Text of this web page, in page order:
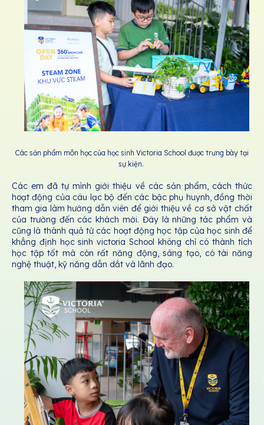
Các sản phẩm môn học của học sinh Victoria School được trưng bày tại
sự kiện.
Các em đã tự mình giới thiệu về các sản phẩm, cách thức
hoạt động của câu lạc bộ đến các bậc phụ huynh, đồng thời
tham gia làm hướng dẫn viên để giới thiệu về cơ sở vật chất
của trường đến các khách mời. Đây là những tác phẩm và
cũng là thành quả từ các hoạt động học tập của học sinh để
khẳng định học sinh victoria School không chỉ có thành tích
học tập tốt mà còn rất năng động, sáng tạo, có tài năng
nghệ thuật, kỹ năng dẫn dắt và lãnh đạo.